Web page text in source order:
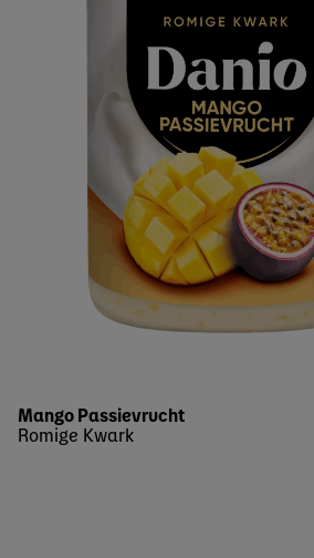
Romige Kwark
Mango Passievrucht